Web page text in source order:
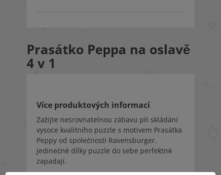
Prasátko Peppa na oslavě
4 v 1
Více produktových informací
Zažijte nesrovnatelnou zábavu při skládání
vysoce kvalitního puzzle s motivem Prasátka
Peppy od společnosti Ravensburger.
Jedinečné dílky puzzle do sebe perfektně
zapadají.